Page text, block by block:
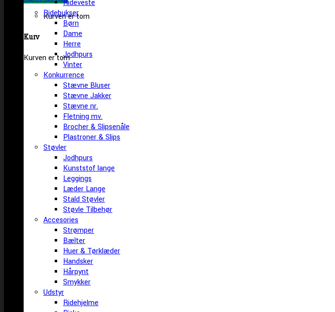
Kurven er tom
Kurv
Kurven er tom
Rideveste
Ridebukser
Børn
Dame
Herre
Jodhpurs
Vinter
Konkurrence
Stævne Bluser
Stævne Jakker
Stævne nr.
Fletning mv.
Brocher & Slipsenåle
Plastroner & Slips
Støvler
Jodhpurs
Kunststof lange
Leggings
Læder Lange
Stald Støvler
Støvle Tilbehør
Accesories
Strømper
Bælter
Huer & Tørklæder
Handsker
Hårpynt
Smykker
Udstyr
Ridehjelme